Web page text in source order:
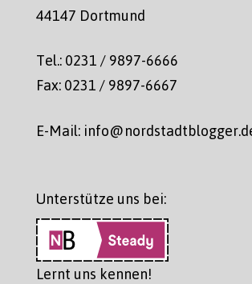
44147 Dortmund
Tel.: 0231 / 9897-6666
Fax: 0231 / 9897-6667
E-Mail:
Unterstütze uns bei:
Lernt uns kennen!